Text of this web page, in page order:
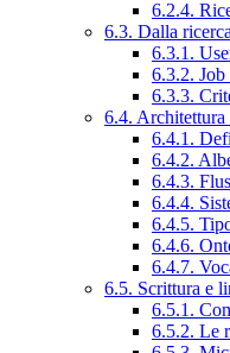
6.2.4.
6.3. Dalla
6.3.1.
6.3.2.
6.3.3.
6.4. Architettura
6.4.1.
6.4.2.
6.4.3.
6.4.4.
6.4.5.
6.4.6.
6.4.7.
6.5. Scrittura e
6.5.1.
6.5.2. Le